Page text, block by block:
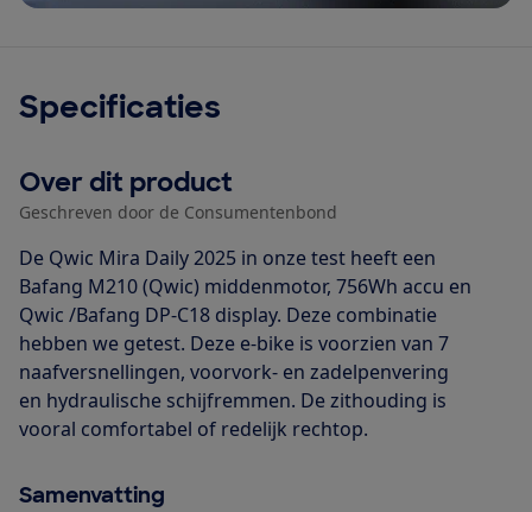
Specificaties
Over dit product
Geschreven door de Consumentenbond
De Qwic Mira Daily 2025 in onze test heeft een
Bafang M210 (Qwic) middenmotor, 756Wh accu en
Qwic /Bafang DP-C18 display. Deze combinatie
hebben we getest. Deze e-bike is voorzien van 7
naafversnellingen, voorvork- en zadelpenvering
en hydraulische schijfremmen. De zithouding is
vooral comfortabel of redelijk rechtop.
Samenvatting